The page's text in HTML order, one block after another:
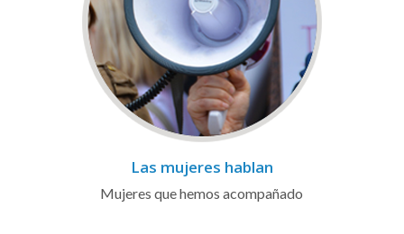
Las mujeres hablan
Mujeres que hemos acompañado